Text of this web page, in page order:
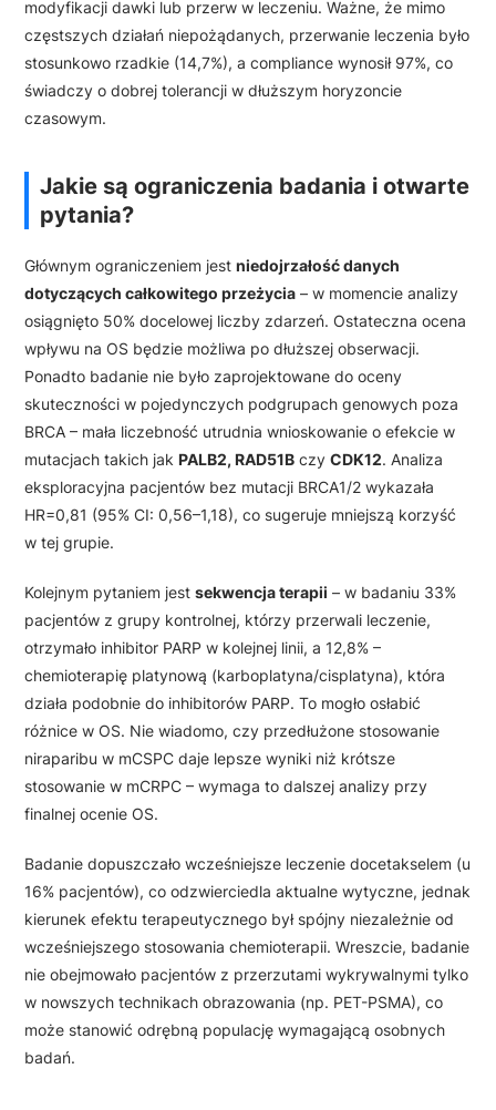
modyfikacji dawki lub przerw w leczeniu. Ważne, że mimo
częstszych działań niepożądanych, przerwanie leczenia było
stosunkowo rzadkie (14,7%), a compliance wynosił 97%, co
świadczy o dobrej tolerancji w dłuższym horyzoncie
czasowym.
Jakie są ograniczenia badania i otwarte
pytania?
Głównym ograniczeniem jest niedojrzałość danych
dotyczących całkowitego przeżycia – w momencie analizy
osiągnięto 50% docelowej liczby zdarzeń. Ostateczna ocena
wpływu na OS będzie możliwa po dłuższej obserwacji.
Ponadto badanie nie było zaprojektowane do oceny
skuteczności w pojedynczych podgrupach genowych poza
BRCA – mała liczebność utrudnia wnioskowanie o efekcie w
mutacjach takich jak PALB2, RAD51B czy CDK12. Analiza
eksploracyjna pacjentów bez mutacji BRCA1/2 wykazała
HR=0,81 (95% CI: 0,56–1,18), co sugeruje mniejszą korzyść
w tej grupie.
Kolejnym pytaniem jest sekwencja terapii – w badaniu 33%
pacjentów z grupy kontrolnej, którzy przerwali leczenie,
otrzymało inhibitor PARP w kolejnej linii, a 12,8% –
chemioterapię platynową (karboplatyna/cisplatyna), która
działa podobnie do inhibitorów PARP. To mogło osłabić
różnice w OS. Nie wiadomo, czy przedłużone stosowanie
niraparibu w mCSPC daje lepsze wyniki niż krótsze
stosowanie w mCRPC – wymaga to dalszej analizy przy
finalnej ocenie OS.
Badanie dopuszczało wcześniejsze leczenie docetakselem (u
16% pacjentów), co odzwierciedla aktualne wytyczne, jednak
kierunek efektu terapeutycznego był spójny niezależnie od
wcześniejszego stosowania chemioterapii. Wreszcie, badanie
nie obejmowało pacjentów z przerzutami wykrywalnymi tylko
w nowszych technikach obrazowania (np. PET-PSMA), co
może stanowić odrębną populację wymagającą osobnych
badań.